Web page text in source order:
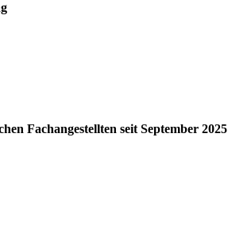
Fachangestellten seit September 2025